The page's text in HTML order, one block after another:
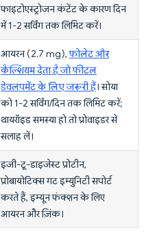
फाइटोएस्ट्रोजन कंटेंट के कारण दिन
में 1-2 सर्विंग तक लिमिट करें।
आयरन (2.7 mg),फोलेट और
कैल्शियम देता है जो फीटल
डेवलपमेंट के लिए जरूरी हैं। सोया
को 1-2 सर्विंग/दिन तक लिमिट करें;
थायरॉइड समस्या हो तो प्रोवाइडर से
सलाह लें।
इजी-टू-डाइजेस्ट प्रोटीन,
प्रोबायोटिक्स गट इम्युनिटी सपोर्ट
करते हैं, इम्यून फंक्शन के लिए
आयरन और ज़िंक।